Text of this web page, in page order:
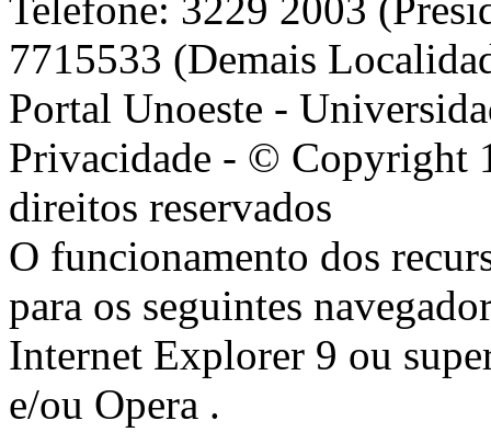
7715533 (Demais
Portal Unoeste -
Privacidade - © Copyright
direitos reservados
O funcionamento dos
para os seguintes
Internet Explorer 9 ou
e/ou Opera .